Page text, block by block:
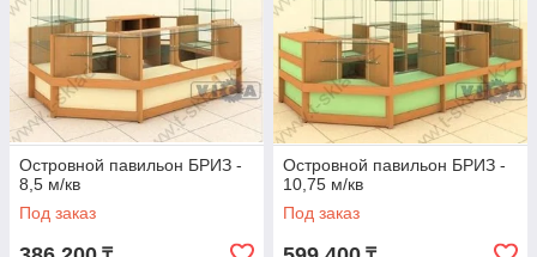
Островной павильон БРИЗ -
8,5 м/кв
Под заказ
Островной павильон БРИЗ -
10,75 м/кв
Под заказ